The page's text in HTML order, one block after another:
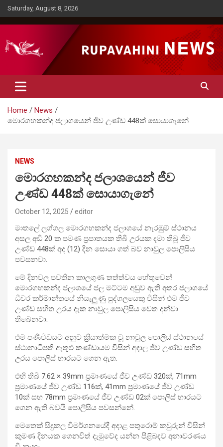
Skip
to
content
Saturday, August 8, 2026
Rupavahini News
Home
News
මොරගහකන්ද ජලාශයෙන් ජීව උණ්ඩ 448ක් සොයාගැ‍නේ
NEWS
මොරගහකන්ද ජලාශයෙන් ජීව
උණ්ඩ 448ක් සොයාගැ‍නේ
October 12, 2025 editor
මාතලේ ලග්ගල මොරගහකන්ද ජලාශයේ නැරඹුම් ස්ථානය
අසල අඩි 20 ක පමණ ප්‍රපාතයක තිබී උරයක දමා තිබූ ජීව
උණ්ඩ 448ක් අද (12) දින සොයා ගත් බව නාවුල පොලිසිය
පවසනවා.
මේ දිනවල පවතින කාලගුණ තත්ත්වය හේතුවෙන්
මොරගහකන්ද ජලාශයේ ජල මට්ටම අඩුව ඇති අතර ජලාශයේ
ධීවර කර්මාන්තයේ නියැලුණු පුද්ගලයෙකු විසින් එම ජීව
උණ්ඩ සහිත උරය දැක නාවුල පොලිසිය වෙත දන්වා
තිබෙනවා.
එම පණිවිඩයට අනුව ක්‍රියාත්මක වූ නාවුල පොලිස් ස්ථානයේ
ස්ථානාධිපති ඇතුළු කණ්ඩායම විසින් අදාල ජීව උණ්ඩ සහිත
උරය පොලිස් භාරයට ගෙන ඇත.
එහි තිබී 7.62 × 39mm ප්‍රමාණයේ ජීව උණ්ඩ 320ක්, 71mm
ප්‍රමාණයේ ජීව උණ්ඩ 116ක්, 41mm ප්‍රමාණයේ ජීව උණ්ඩ
10ක් සහ 78mm ප්‍රමාණයේ ජීව උණ්ඩ 02ක් පොලිස් භාරයට
ගෙන ඇති බවයි පොලිසිය පවසන්නේ.
මෙතෙක් සිදුකල විමර්ශනයේදී අදාළ පතුරොම් කවුරුන් විසින්
කුමණ දිනයක ගෙනවිත් දැමුවේද යන්න පිළිබඳව අනාවරණය